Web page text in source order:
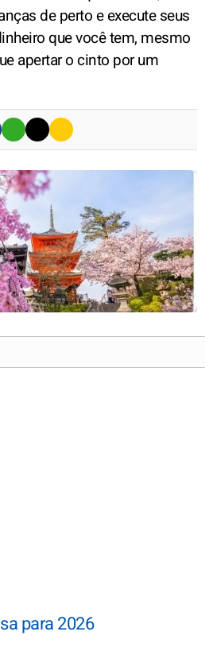
de perto e execute seus
que você tem, mesmo
apertar o cinto por um
para 2026